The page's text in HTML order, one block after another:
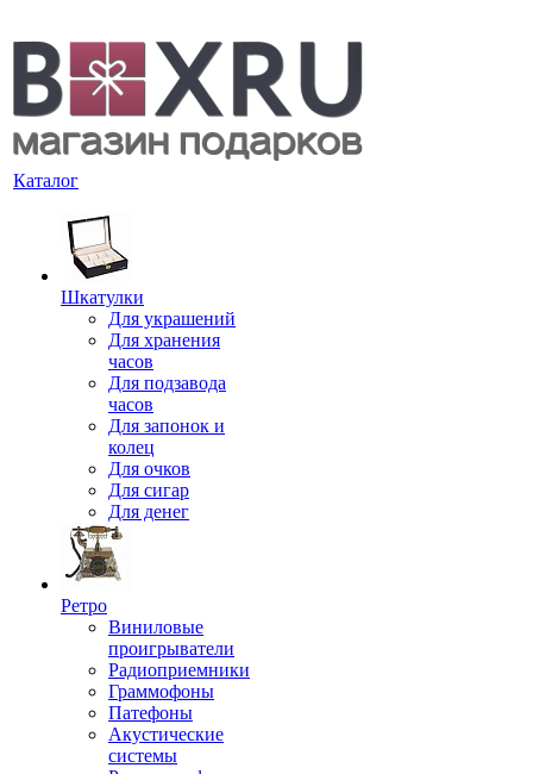
Каталог
Шкатулки
Для украшений
Для хранения
часов
Для подзавода
часов
Для запонок и
колец
Для очков
Для сигар
Для денег
Ретро
Виниловые
проигрыватели
Радиоприемники
Граммофоны
Патефоны
Акустические
системы